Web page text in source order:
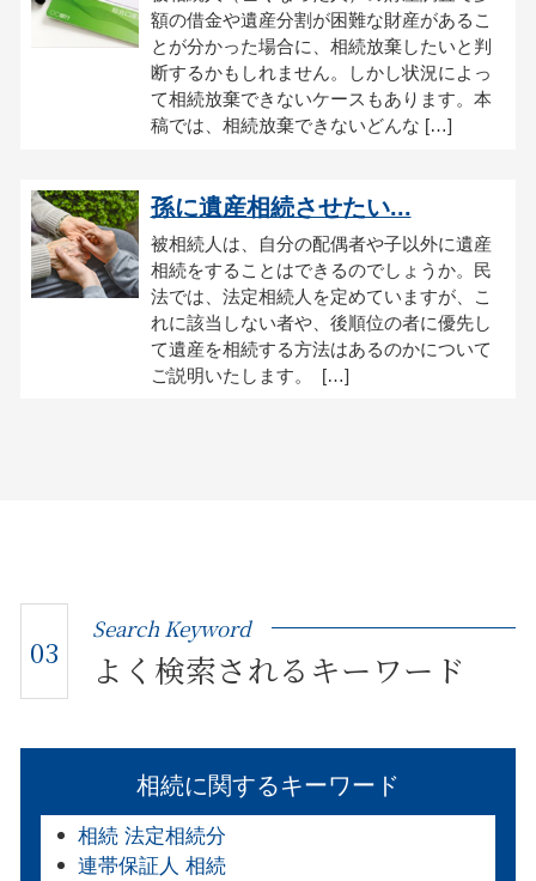
額の借金や遺産分割が困難な財産があるこ
とが分かった場合に、相続放棄したいと判
断するかもしれません。しかし状況によっ
て相続放棄できないケースもあります。本
稿では、相続放棄できないどんな […]
孫に遺産相続させたい...
被相続人は、自分の配偶者や子以外に遺産
相続をすることはできるのでしょうか。民
法では、法定相続人を定めていますが、こ
れに該当しない者や、後順位の者に優先し
て遺産を相続する方法はあるのかについて
ご説明いたします。 […]
03
Search Keyword
よく検索されるキーワード
相続に関するキーワード
相続 法定相続分
連帯保証人 相続